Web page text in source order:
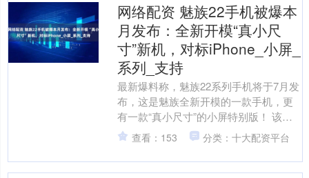
网络配资 魅族22手机被爆本
月发布：全新开模“真小尺
寸”新机，对标iPhone_小屏_
系列_支持
最新爆料称，魅族22系列手机将于7月发
布，这是魅族全新开模的一款手机，更
有一款“真小尺寸”的小屏特别版！ 该机
目前已经出现在工信部备案名单当中，
魅族22小屏特别....
查看：153 分类：十大配资平台